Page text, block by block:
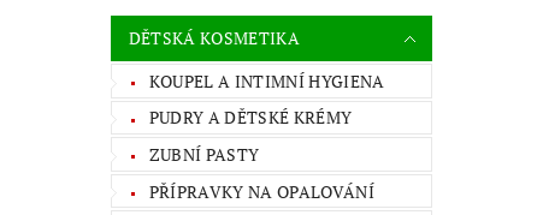
DĚTSKÁ KOSMETIKA
KOUPEL A INTIMNÍ HYGIENA
PUDRY A DĚTSKÉ KRÉMY
ZUBNÍ PASTY
PŘÍPRAVKY NA OPALOVÁNÍ